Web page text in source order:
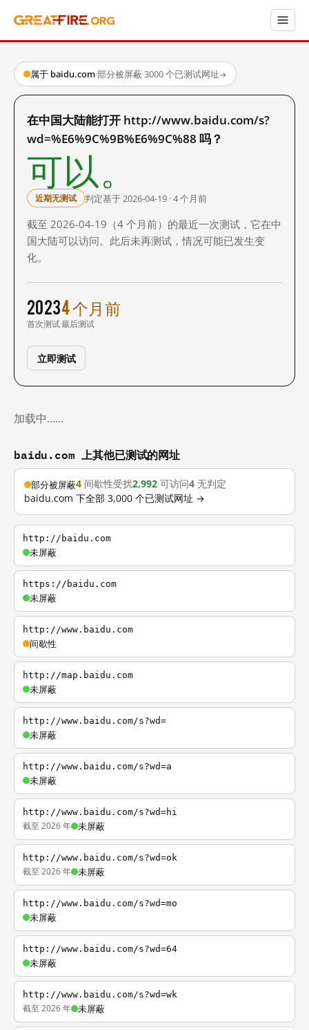
属于 baidu.com·部分被屏蔽·3000 个已测试网址→
在中国大陆能打开 http://www.baidu.com/s?
wd=%E6%9C%9B%E6%9C%88 吗？
可以。
近期无测试 判定基于 2026-04-19 · 4 个月前
截至 2026-04-19（4 个月前）的最近一次测试，它在中
国大陆可以访问。此后未再测试，情况可能已发生变
化。
2023
首次测试
4 个月前
最后测试
立即测试
加载中……
baidu.com 上其他已测试的网址
部分被屏蔽4 间歇性受扰2,992 可访问4 无判定
baidu.com 下全部 3,000 个已测试网址 →
http://baidu.com
未屏蔽
https://baidu.com
未屏蔽
http://www.baidu.com
间歇性
http://map.baidu.com
未屏蔽
http://www.baidu.com/s?wd=
未屏蔽
http://www.baidu.com/s?wd=a
未屏蔽
http://www.baidu.com/s?wd=hi
截至 2026 年 未屏蔽
http://www.baidu.com/s?wd=ok
截至 2026 年 未屏蔽
http://www.baidu.com/s?wd=mo
未屏蔽
http://www.baidu.com/s?wd=64
未屏蔽
http://www.baidu.com/s?wd=wk
截至 2026 年 未屏蔽